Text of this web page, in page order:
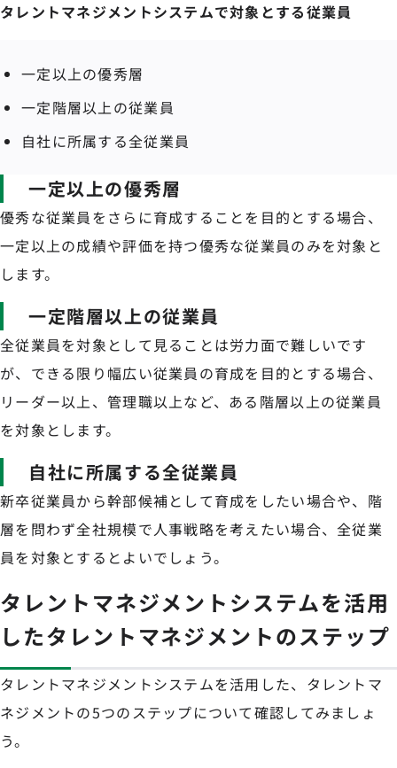
タレントマネジメントシステムで対象とする従業員
一定以上の優秀層
一定階層以上の従業員
自社に所属する全従業員
一定以上の優秀層
優秀な従業員をさらに育成することを目的とする場合、
一定以上の成績や評価を持つ優秀な従業員のみを対象と
します。
一定階層以上の従業員
全従業員を対象として見ることは労力面で難しいです
が、できる限り幅広い従業員の育成を目的とする場合、
リーダー以上、管理職以上など、ある階層以上の従業員
を対象とします。
自社に所属する全従業員
新卒従業員から幹部候補として育成をしたい場合や、階
層を問わず全社規模で人事戦略を考えたい場合、全従業
員を対象とするとよいでしょう。
タレントマネジメントシステムを活用
したタレントマネジメントのステップ
タレントマネジメントシステムを活用した、タレントマ
ネジメントの5つのステップについて確認してみましょ
う。